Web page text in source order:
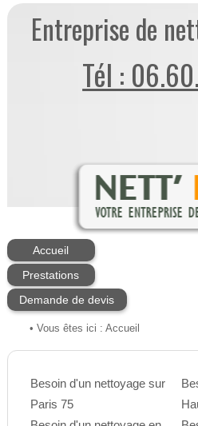
Entreprise de
Tél :
Accueil
Prestations
Demande de devis
• Vous êtes ici : Accueil
Besoin d'un nettoyage sur
Paris 75